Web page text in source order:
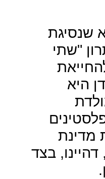
שנסיגת
"שתי
היא
מדינת
בצד